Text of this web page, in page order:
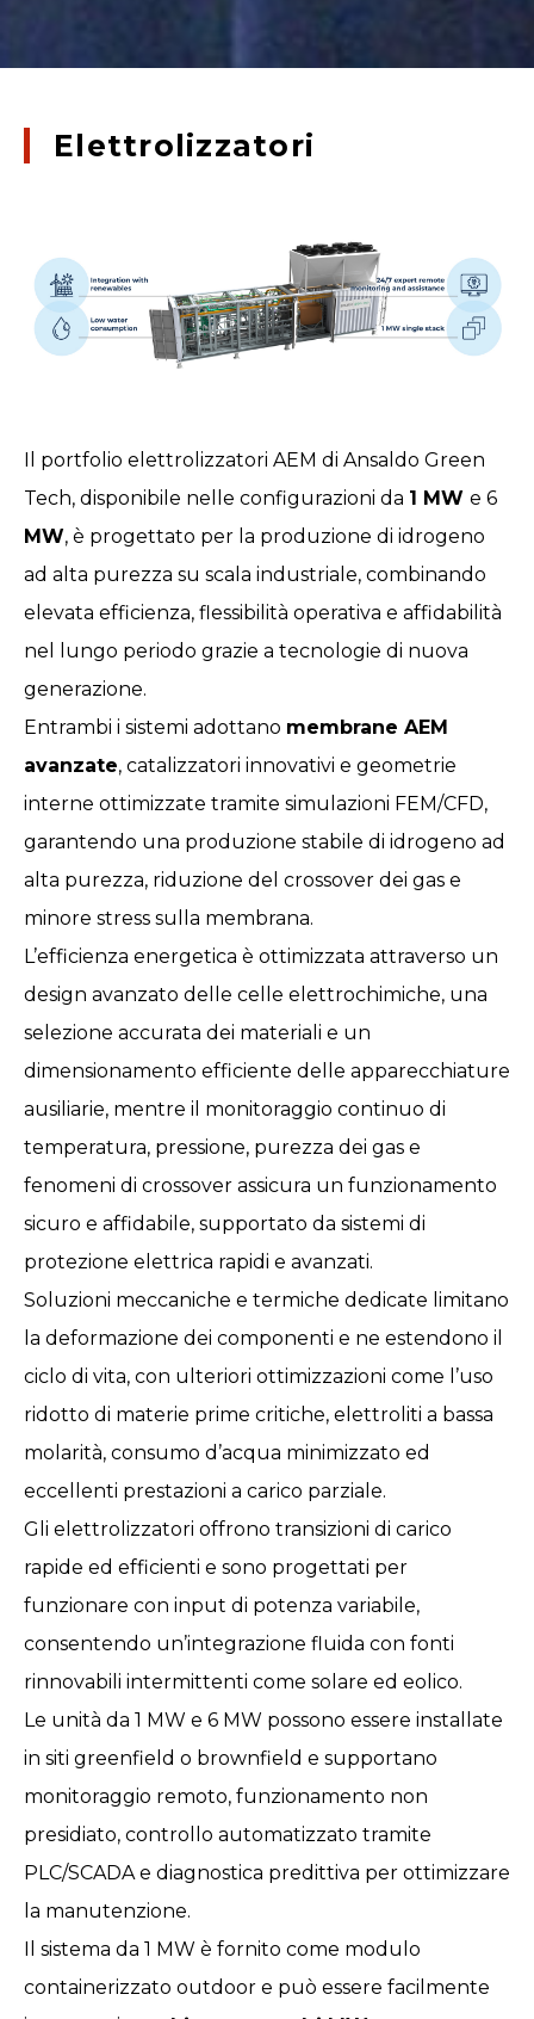
Elettrolizzatori
Il portfolio elettrolizzatori AEM di Ansaldo Green
Tech, disponibile nelle configurazioni da 1 MW e 6
MW, è progettato per la produzione di idrogeno
ad alta purezza su scala industriale, combinando
elevata efficienza, flessibilità operativa e affidabilità
nel lungo periodo grazie a tecnologie di nuova
generazione.
Entrambi i sistemi adottano membrane AEM
avanzate, catalizzatori innovativi e geometrie
interne ottimizzate tramite simulazioni FEM/CFD,
garantendo una produzione stabile di idrogeno ad
alta purezza, riduzione del crossover dei gas e
minore stress sulla membrana.
L’efficienza energetica è ottimizzata attraverso un
design avanzato delle celle elettrochimiche, una
selezione accurata dei materiali e un
dimensionamento efficiente delle apparecchiature
ausiliarie, mentre il monitoraggio continuo di
temperatura, pressione, purezza dei gas e
fenomeni di crossover assicura un funzionamento
sicuro e affidabile, supportato da sistemi di
protezione elettrica rapidi e avanzati.
Soluzioni meccaniche e termiche dedicate limitano
la deformazione dei componenti e ne estendono il
ciclo di vita, con ulteriori ottimizzazioni come l’uso
ridotto di materie prime critiche, elettroliti a bassa
molarità, consumo d’acqua minimizzato ed
eccellenti prestazioni a carico parziale.
Gli elettrolizzatori offrono transizioni di carico
rapide ed efficienti e sono progettati per
funzionare con input di potenza variabile,
consentendo un’integrazione fluida con fonti
rinnovabili intermittenti come solare ed eolico.
Le unità da 1 MW e 6 MW possono essere installate
in siti greenfield o brownfield e supportano
monitoraggio remoto, funzionamento non
presidiato, controllo automatizzato tramite
PLC/SCADA e diagnostica predittiva per ottimizzare
la manutenzione.
Il sistema da 1 MW è fornito come modulo
containerizzato outdoor e può essere facilmente